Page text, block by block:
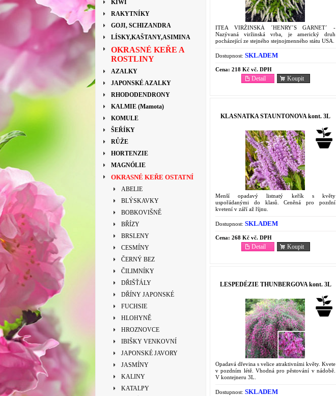
KIWI
RAKYTNÍKY
GOJI, SCHIZANDRA
LÍSKY,KAŠTANY,ASIMINA
OKRASNÉ KEŘE A
ROSTLINY
AZALKY
JAPONSKÉ AZALKY
RHODODENDRONY
KALMIE (Mamota)
KOMULE
ŠEŘÍKY
RŮŽE
HORTENZIE
MAGNÓLIE
OKRASNÉ KEŘE OSTATNÍ
ABELIE
BLÝSKAVKY
BOBKOVIŠNĚ
BŘÍZY
BRSLENY
CESMÍNY
ČERNÝ BEZ
ČILIMNÍKY
DŘIŠŤÁLY
DŘÍNY JAPONSKÉ
FUCHSIE
HLOHYNĚ
HROZNOVCE
IBIŠKY VENKOVNÍ
JAPONSKÉ JAVORY
JASMÍNY
KALINY
KATALPY
ITEA VIRŽINSKÁ ´HENRY´S GARNET´ -
Nazývaná viržinská vrba, je americký druh
pocházející ze stejného stejnojmenného státu USA.
Dostupnost: SKLADEM
Cena: 218 Kč vč. DPH
Koupit
Detail
KLASNATKA STAUNTONOVA kont. 3L
Menší opadavý listnatý keřík s květy
uspořádanými do klasů. Ceněná pro pozdní
kvetení v září až říjnu.
Dostupnost: SKLADEM
Cena: 268 Kč vč. DPH
Koupit
Detail
LESPEDÉZIE THUNBERGOVA kont. 3L
Opadavá dřevina s velice atraktivními květy. Kvete
v pozdním létě. Vhodná pro pěstování v nádobě.
V kontejneru 3L.
Dostupnost: SKLADEM